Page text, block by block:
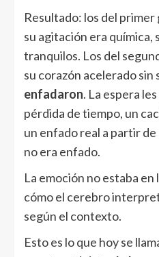
Resultado: los del primer
su agitación era química,
tranquilos. Los del
su corazón acelerado sin
enfadaron. La espera
pérdida de tiempo, un
un enfado real a partir
no era enfado.
La emoción no estaba en
cómo el cerebro
según el contexto.
Esto es lo que hoy se